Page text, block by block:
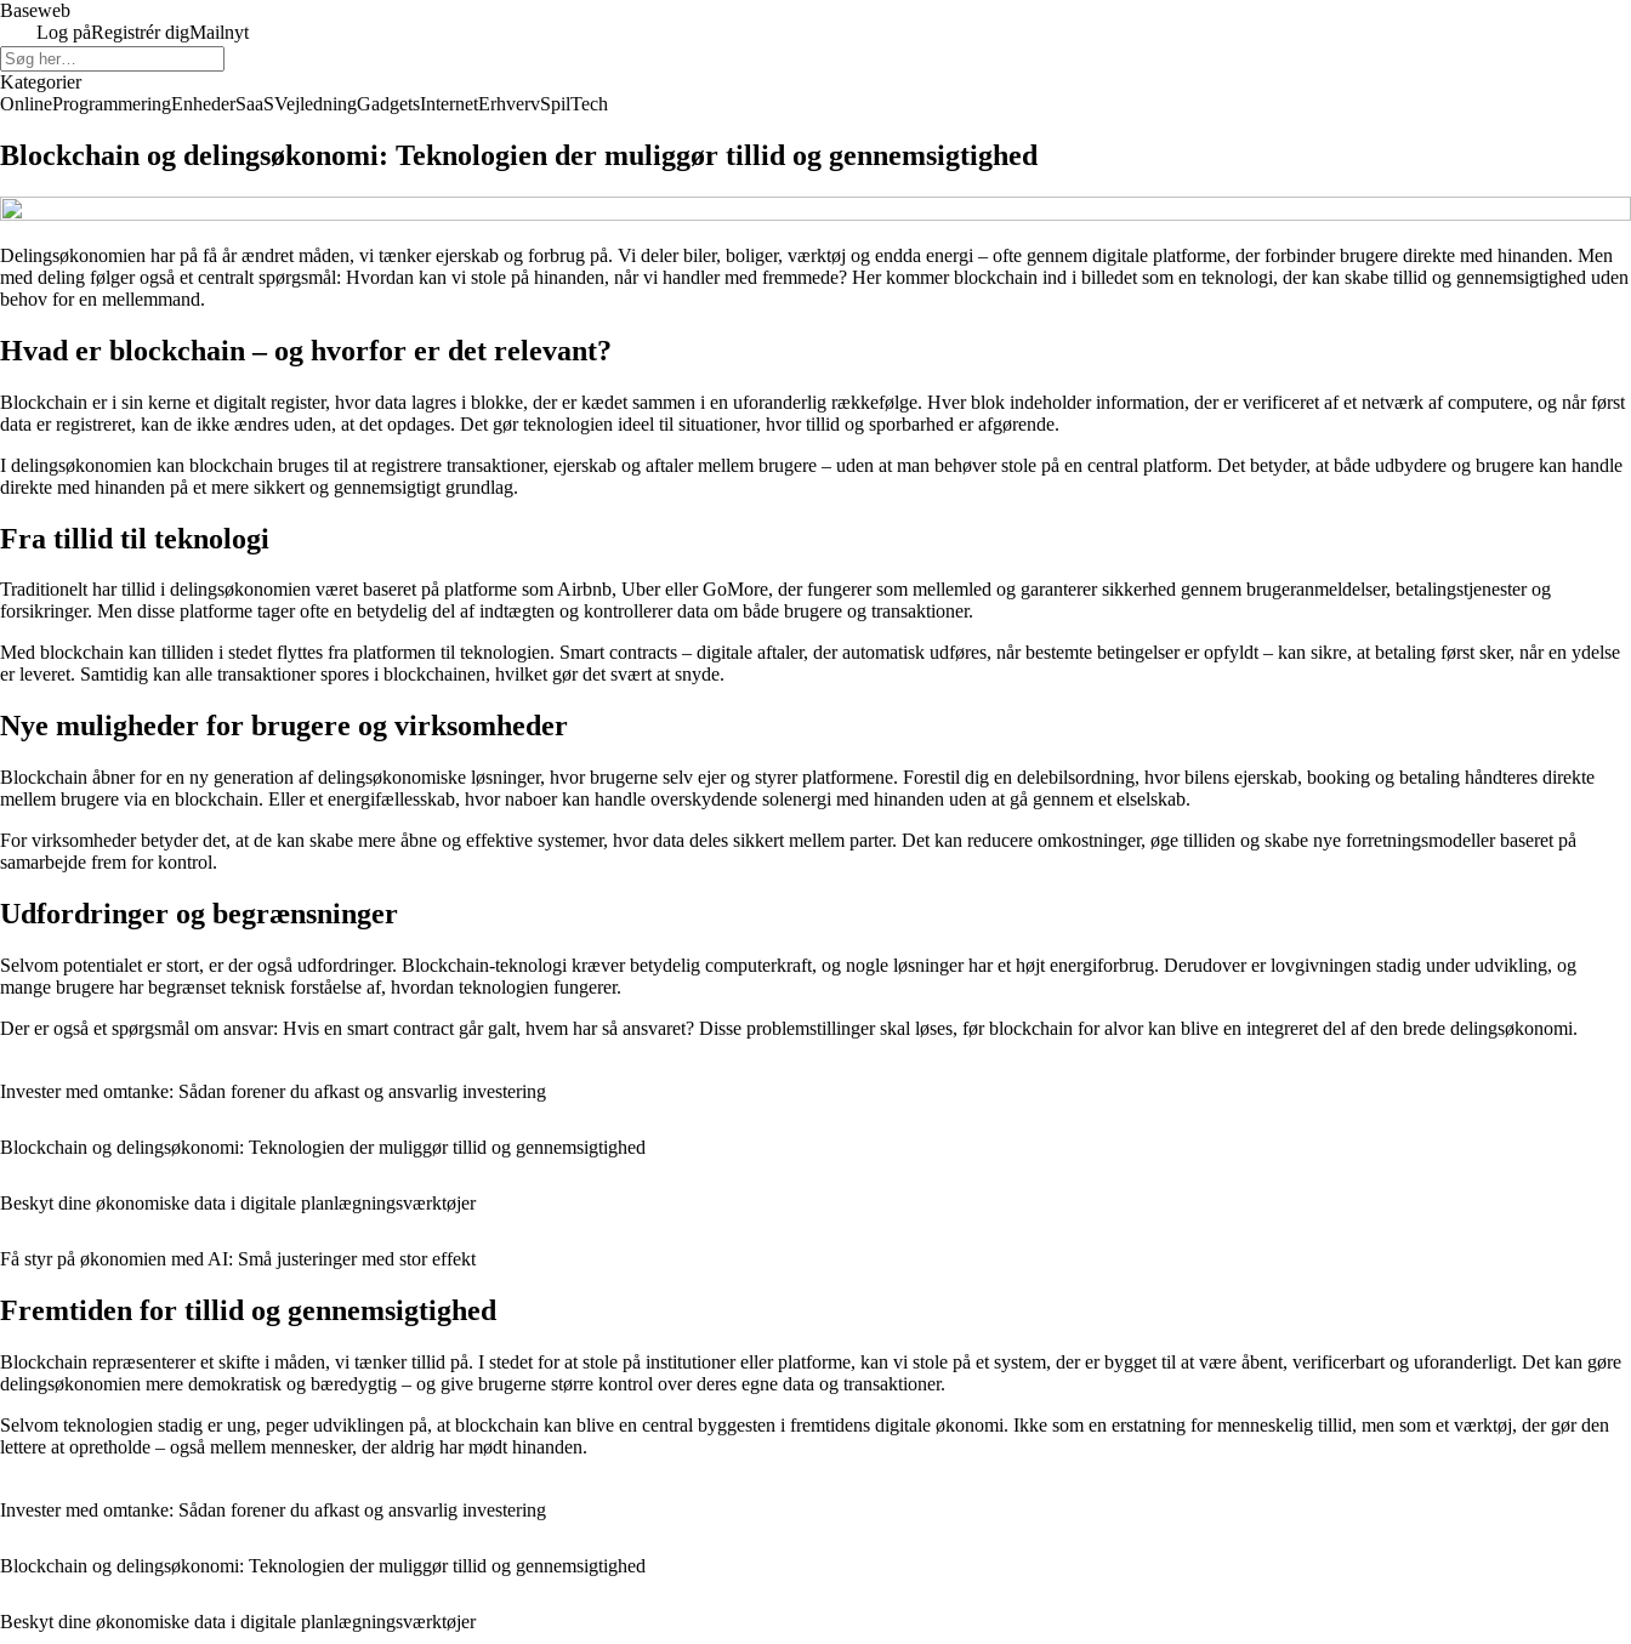
Baseweb
Log påRegistrér digMailnyt
Kategorier
OnlineProgrammeringEnhederSaaSVejledningGadgetsInternetErhvervSpilTech
Blockchain og delingsøkonomi: Teknologien der muliggør tillid og gennemsigtighed
Delingsøkonomien har på få år ændret måden, vi tænker ejerskab og forbrug på. Vi deler biler, boliger, værktøj og endda energi – ofte gennem digitale platforme, der forbinder brugere direkte med hinanden. Men
med deling følger også et centralt spørgsmål: Hvordan kan vi stole på hinanden, når vi handler med fremmede? Her kommer blockchain ind i billedet som en teknologi, der kan skabe tillid og gennemsigtighed uden
behov for en mellemmand.
Hvad er blockchain – og hvorfor er det relevant?
Blockchain er i sin kerne et digitalt register, hvor data lagres i blokke, der er kædet sammen i en uforanderlig rækkefølge. Hver blok indeholder information, der er verificeret af et netværk af computere, og når først
data er registreret, kan de ikke ændres uden, at det opdages. Det gør teknologien ideel til situationer, hvor tillid og sporbarhed er afgørende.
I delingsøkonomien kan blockchain bruges til at registrere transaktioner, ejerskab og aftaler mellem brugere – uden at man behøver stole på en central platform. Det betyder, at både udbydere og brugere kan handle
direkte med hinanden på et mere sikkert og gennemsigtigt grundlag.
Fra tillid til teknologi
Traditionelt har tillid i delingsøkonomien været baseret på platforme som Airbnb, Uber eller GoMore, der fungerer som mellemled og garanterer sikkerhed gennem brugeranmeldelser, betalingstjenester og
forsikringer. Men disse platforme tager ofte en betydelig del af indtægten og kontrollerer data om både brugere og transaktioner.
Med blockchain kan tilliden i stedet flyttes fra platformen til teknologien. Smart contracts – digitale aftaler, der automatisk udføres, når bestemte betingelser er opfyldt – kan sikre, at betaling først sker, når en ydelse
er leveret. Samtidig kan alle transaktioner spores i blockchainen, hvilket gør det svært at snyde.
Nye muligheder for brugere og virksomheder
Blockchain åbner for en ny generation af delingsøkonomiske løsninger, hvor brugerne selv ejer og styrer platformene. Forestil dig en delebilsordning, hvor bilens ejerskab, booking og betaling håndteres direkte
mellem brugere via en blockchain. Eller et energifællesskab, hvor naboer kan handle overskydende solenergi med hinanden uden at gå gennem et elselskab.
For virksomheder betyder det, at de kan skabe mere åbne og effektive systemer, hvor data deles sikkert mellem parter. Det kan reducere omkostninger, øge tilliden og skabe nye forretningsmodeller baseret på
samarbejde frem for kontrol.
Udfordringer og begrænsninger
Selvom potentialet er stort, er der også udfordringer. Blockchain-teknologi kræver betydelig computerkraft, og nogle løsninger har et højt energiforbrug. Derudover er lovgivningen stadig under udvikling, og
mange brugere har begrænset teknisk forståelse af, hvordan teknologien fungerer.
Der er også et spørgsmål om ansvar: Hvis en smart contract går galt, hvem har så ansvaret? Disse problemstillinger skal løses, før blockchain for alvor kan blive en integreret del af den brede delingsøkonomi.
Invester med omtanke: Sådan forener du afkast og ansvarlig investering
Blockchain og delingsøkonomi: Teknologien der muliggør tillid og gennemsigtighed
Beskyt dine økonomiske data i digitale planlægningsværktøjer
Få styr på økonomien med AI: Små justeringer med stor effekt
Fremtiden for tillid og gennemsigtighed
Blockchain repræsenterer et skifte i måden, vi tænker tillid på. I stedet for at stole på institutioner eller platforme, kan vi stole på et system, der er bygget til at være åbent, verificerbart og uforanderligt. Det kan gøre
delingsøkonomien mere demokratisk og bæredygtig – og give brugerne større kontrol over deres egne data og transaktioner.
Selvom teknologien stadig er ung, peger udviklingen på, at blockchain kan blive en central byggesten i fremtidens digitale økonomi. Ikke som en erstatning for menneskelig tillid, men som et værktøj, der gør den
lettere at opretholde – også mellem mennesker, der aldrig har mødt hinanden.
Invester med omtanke: Sådan forener du afkast og ansvarlig investering
Blockchain og delingsøkonomi: Teknologien der muliggør tillid og gennemsigtighed
Beskyt dine økonomiske data i digitale planlægningsværktøjer